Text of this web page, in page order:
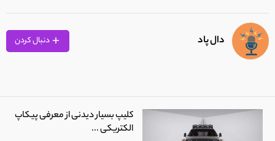
دال پاد
کلیپ بسیار دیدنی از معرفی پیکاپ
الکتریکی ...